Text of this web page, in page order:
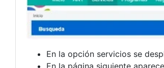
En la opción servicios se